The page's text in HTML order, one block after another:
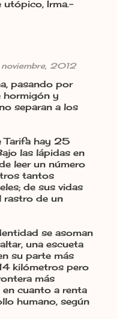
utópico, Irma.-
2012
pasando por
hormigón y
separan a los
Tarifa hay 25
las lápidas en
leer un número
tantos
de sus vidas
rastro de un
se asoman
una escueta
su parte más
kilómetros pero
más
cuanto a renta
humano, según